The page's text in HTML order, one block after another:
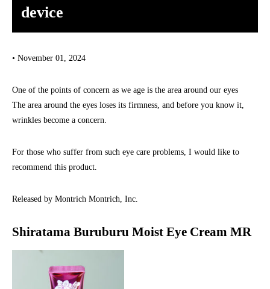
device
• November 01, 2024
One of the points of concern as we age is the area around our eyes
The area around the eyes loses its firmness, and before you know it,
wrinkles become a concern.
For those who suffer from such eye care problems, I would like to
recommend this product.
Released by Montrich Montrich, Inc.
Shiratama Buruburu Moist Eye Cream MR